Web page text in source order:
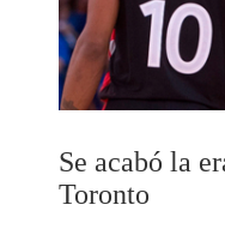
Se acabó la
Toronto